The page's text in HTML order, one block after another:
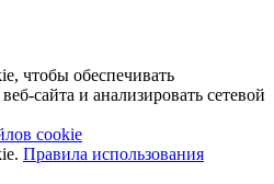
чтобы обеспечивать
сайта и анализировать сетевой
cookie
Правила использования